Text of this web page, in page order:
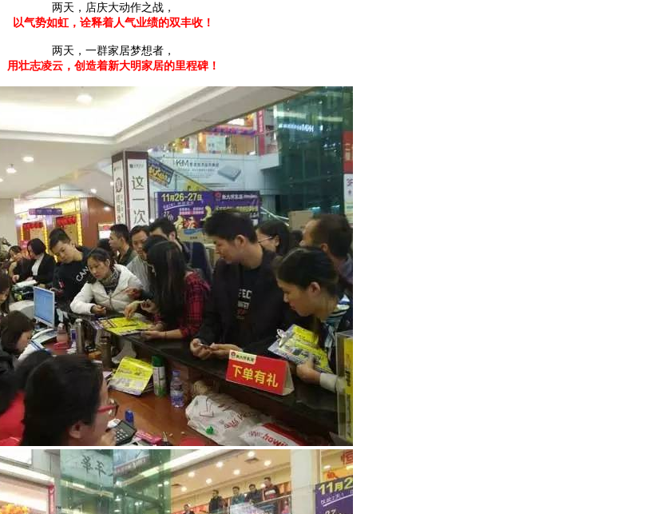
两天，店庆大动作之战，
以气势如虹，诠释着人气业绩的双丰收！
两天，一群家居梦想者，
用壮志凌云，创造着新大明家居的里程碑！